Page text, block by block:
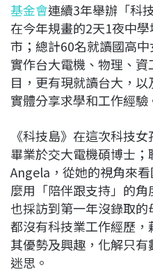
o
o
k
d
s
d
I
n
i
基金會連續3年舉辦「科
在今年規畫的2天1夜中
市；總計60名就讀國高
實作台大電機、物理、
目，更有現就讀台大，以
實體分享求學和工作經驗
《科技島》在這次科技
畢業於交大電機碩博士；
Angela，從她的視角來
麼用「陪伴跟支持」的
也採訪到第一年沒錄取
都沒有科技業工作經歷
其優勢及興趣，化解只
迷思。